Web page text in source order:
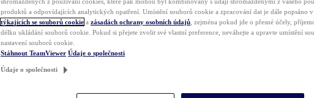
produktů a odpovídajících analytických opatření. Umístění souborů cookie a zpracování dat je dále popsáno v
týkajících se souborů cookie a zásadách ochrany osobních údajů , zejména pokud jde o přesné účely,
délku ukládání souborů cookie. Pokud si přejete zvolit své vlastní preference, neváhejte a upravte umístění
nastavení souborů cookie.
Stáhnout TeamViewer Údaje o společnosti
Údaje o společnosti